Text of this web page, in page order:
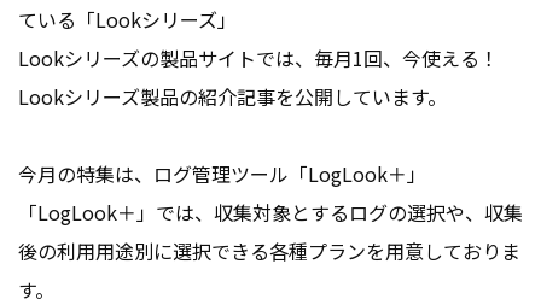
ている「Lookシリーズ」
Lookシリーズの製品サイトでは、毎月1回、今使える！
Lookシリーズ製品の紹介記事を公開しています。
今月の特集は、ログ管理ツール「LogLook＋」
「LogLook＋」では、収集対象とするログの選択や、収集
後の利用用途別に選択できる各種プランを用意しておりま
す。